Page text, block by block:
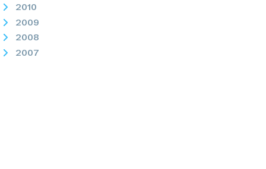
2010
2009
2008
2007